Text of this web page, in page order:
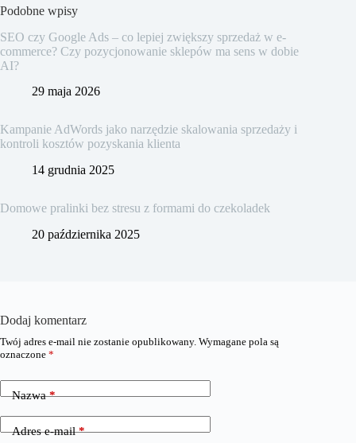
Podobne wpisy
SEO czy Google Ads – co lepiej zwiększy sprzedaż w e-
commerce? Czy pozycjonowanie sklepów ma sens w dobie
AI?
29 maja 2026
Kampanie AdWords jako narzędzie skalowania sprzedaży i
kontroli kosztów pozyskania klienta
14 grudnia 2025
Domowe pralinki bez stresu z formami do czekoladek
20 października 2025
Dodaj komentarz
Twój adres e-mail nie zostanie opublikowany. Wymagane pola są
oznaczone *
Nazwa*
Adres e-mail*